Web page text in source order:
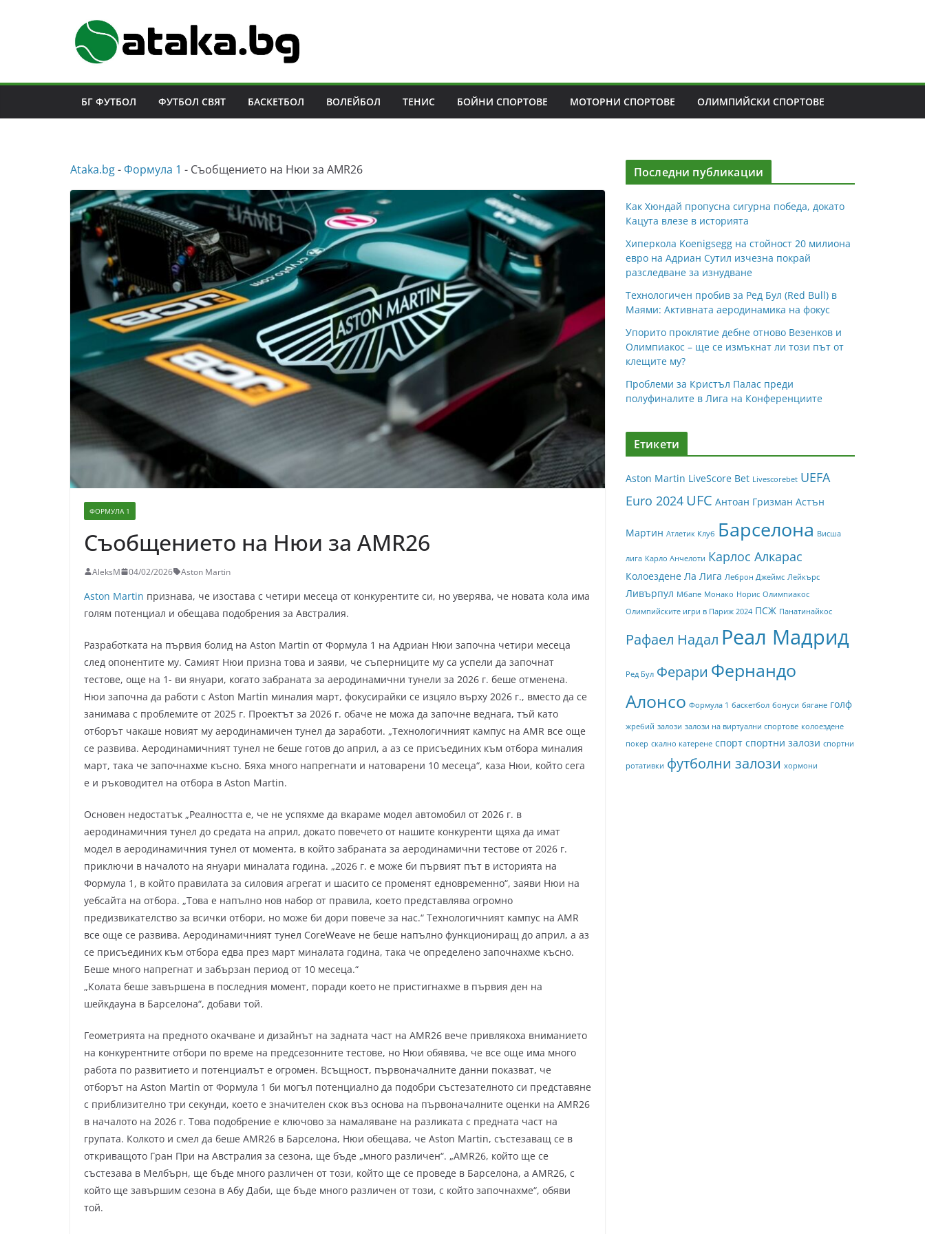
БГ ФУТБОЛ ФУТБОЛ СВЯТ БАСКЕТБОЛ ВОЛЕЙБОЛ ТЕНИС БОЙНИ СПОРТОВЕ МОТОРНИ СПОРТОВЕ ОЛИМПИЙСКИ СПОРТОВЕ
Аtaka.bg-Формула 1 - Съобщението на Нюи за AMR26
ФОРМУЛА 1
Съобщението на Нюи за AMR26
AleksM 04/02/2026 Aston Martin
Aston Martin признава, че изостава с четири месеца от конкурентите си, но уверява, че новата кола има
голям потенциал и обещава подобрения за Австралия.
Разработката на първия болид на Aston Martin от Формула 1 на Адриан Нюи започна четири месеца
след опонентите му. Самият Нюи призна това и заяви, че съперниците му са успели да започнат
тестове, още на 1- ви януари, когато забраната за аеродинамични тунели за 2026 г. беше отменена.
Нюи започна да работи с Aston Martin миналия март, фокусирайки се изцяло върху 2026 г., вместо да се
занимава с проблемите от 2025 г. Проектът за 2026 г. обаче не можа да започне веднага, тъй като
отборът чакаше новият му аеродинамичен тунел да заработи. „Технологичният кампус на AMR все още
се развива. Аеродинамичният тунел не беше готов до април, а аз се присъединих към отбора миналия
март, така че започнахме късно. Бяха много напрегнати и натоварени 10 месеца“, каза Нюи, който сега
е и ръководител на отбора в Aston Martin.
Основен недостатък „Реалността е, че не успяхме да вкараме модел автомобил от 2026 г. в
аеродинамичния тунел до средата на април, докато повечето от нашите конкуренти щяха да имат
модел в аеродинамичния тунел от момента, в който забраната за аеродинамични тестове от 2026 г.
приключи в началото на януари миналата година. „2026 г. е може би първият път в историята на
Формула 1, в който правилата за силовия агрегат и шасито се променят едновременно“, заяви Нюи на
уебсайта на отбора. „Това е напълно нов набор от правила, което представлява огромно
предизвикателство за всички отбори, но може би дори повече за нас.“ Технологичният кампус на AMR
все още се развива. Аеродинамичният тунел CoreWeave не беше напълно функциониращ до април, а аз
се присъединих към отбора едва през март миналата година, така че определено започнахме късно.
Беше много напрегнат и забързан период от 10 месеца.“
„Колата беше завършена в последния момент, поради което не пристигнахме в първия ден на
шейкдауна в Барселона“, добави той.
Геометрията на предното окачване и дизайнът на задната част на AMR26 вече привлякоха вниманието
на конкурентните отбори по време на предсезонните тестове, но Нюи обявява, че все още има много
работа по развитието и потенциалът е огромен. Всъщност, първоначалните данни показват, че
отборът на Aston Martin от Формула 1 би могъл потенциално да подобри състезателното си представяне
с приблизително три секунди, което е значителен скок въз основа на първоначалните оценки на AMR26
в началото на 2026 г. Това подобрение е ключово за намаляване на разликата с предната част на
групата. Колкото и смел да беше AMR26 в Барселона, Нюи обещава, че Aston Martin, състезаващ се в
откриващото Гран При на Австралия за сезона, ще бъде „много различен“. „AMR26, който ще се
състезава в Мелбърн, ще бъде много различен от този, който ще се проведе в Барселона, а AMR26, с
който ще завършим сезона в Абу Даби, ще бъде много различен от този, с който започнахме“, обяви
той.
Последни публикации
Как Хюндай пропусна сигурна победа, докато
Кацута влезе в историята
Хиперкола Koenigsegg на стойност 20 милиона
евро на Адриан Сутил изчезна покрай
разследване за изнудване
Технологичен пробив за Ред Бул (Red Bull) в
Маями: Активната аеродинамика на фокус
Упорито проклятие дебне отново Везенков и
Олимпиакос – ще се измъкнат ли този път от
клещите му?
Проблеми за Кристъл Палас преди
полуфиналите в Лига на Конференциите
Етикети
Aston Martin LiveScore Bet Livescorebet UEFA
Euro 2024 UFC Антоан Гризман Астън
Мартин Атлетик Клуб Барселона Висша
лига Карло Анчелоти Карлос Алкарас
Колоездене Ла Лига Леброн Джеймс Лейкърс
Ливърпул Мбапе Монако Норис Олимпиакос
Олимпийските игри в Париж 2024 ПСЖ Панатинайкос
Рафаел Надал Реал Мадрид
Ред Бул Ферари Фернандо
Алонсо Формула 1 баскетбол бонуси бягане голф
жребий залози залози на виртуални спортове колоездене
покер скално катерене спорт спортни залози спортни
ротативки футболни залози хормони